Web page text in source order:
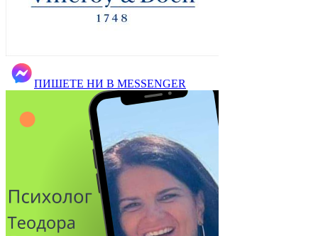
ПИШЕТЕ НИ В MESSENGER